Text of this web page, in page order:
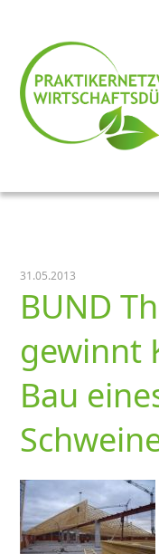
31.05.2013
BUND
gewinnt
Bau